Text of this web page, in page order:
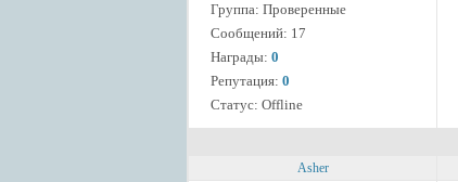
Группа: Проверенные
Сообщений: 17
Награды: 0
Репутация: 0
Статус: Offline
Asher